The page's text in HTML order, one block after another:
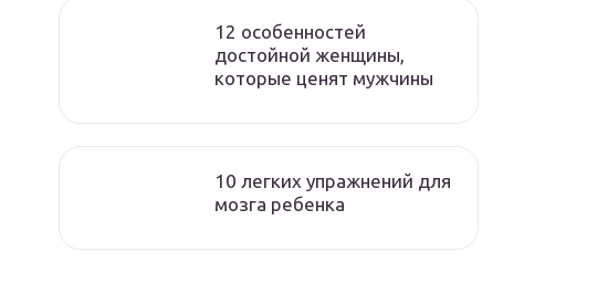
12 особенностей
достойной женщины,
которые ценят мужчины
10 легких упражнений для
мозга ребенка